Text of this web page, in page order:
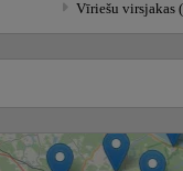
Vīriešu virsjakas